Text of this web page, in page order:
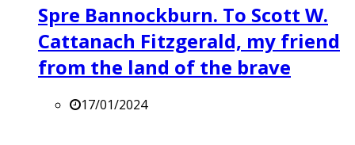
Spre Bannockburn. To Scott W.
Cattanach Fitzgerald, my friend
from the land of the brave
17/01/2024